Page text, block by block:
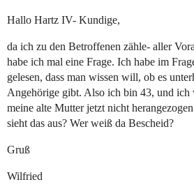
Hallo Hartz IV- Kundige,
da ich zu den Betroffenen zähle- aller
habe ich mal eine Frage. Ich habe im
gelesen, dass man wissen will, ob es
Angehörige gibt. Also ich bin 43, und ich
meine alte Mutter jetzt nicht
sieht das aus? Wer weiß da Bescheid?
Gruß
Wilfried